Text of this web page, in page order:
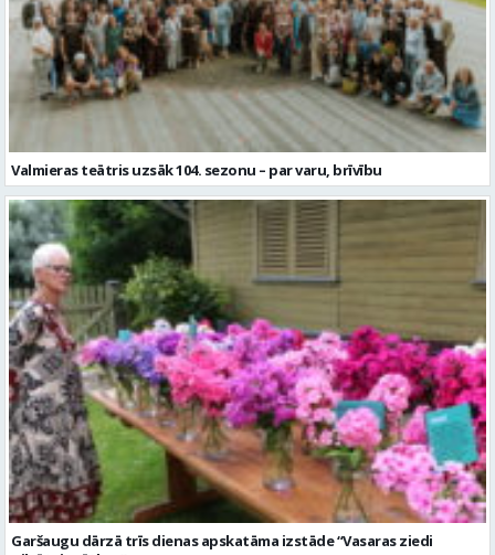
Valmieras teātris uzsāk 104. sezonu – par varu, brīvību
Garšaugu dārzā trīs dienas apskatāma izstāde “Vasaras ziedi